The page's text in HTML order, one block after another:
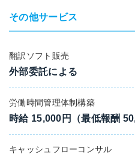
その他サービス
翻訳ソフト販売
外部委託による
労働時間管理体制構築
時給 15,000円（最低報酬
キャッシュフローコンサル